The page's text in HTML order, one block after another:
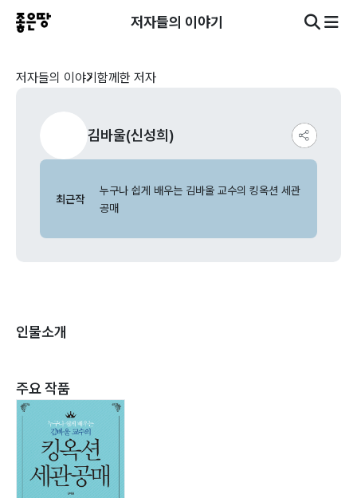
저자들의 이야기
저자들의 이야기 함께한 저자
김바울(신성희)
최근작
누구나 쉽게 배우는 김바울 교수의 킹옥션 세관
공매
인물소개
주요 작품